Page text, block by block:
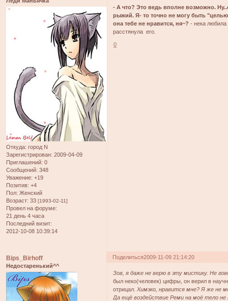
Откуда: город N
Зарегистрирован: 2009-04-09
Приглашений: 0
Сообщений: 348
Уважение: +19
Позитив: +4
Пол: Женский
Возраст: 33 [1993-02-11]
Провел на форуме:
21 день 4 часа
Последний визит:
2012-10-08 10:39:14
- А что? Это ведь вполне возможно.
рыжий. Я- то точно не могу быть
она тебе не нравится, ня~?- нека любила
расстянула его.
0
Поделиться2009-11-09 21:14:20
Bips_Birhoff
Недостаренький^^
Зов, я даже не верю в эту мистику. Не
был неко(человек) цифры, он верил в
отрицал. Химэко, нравится мне? Я же не
Да ещё воздействие Реми на моё тело